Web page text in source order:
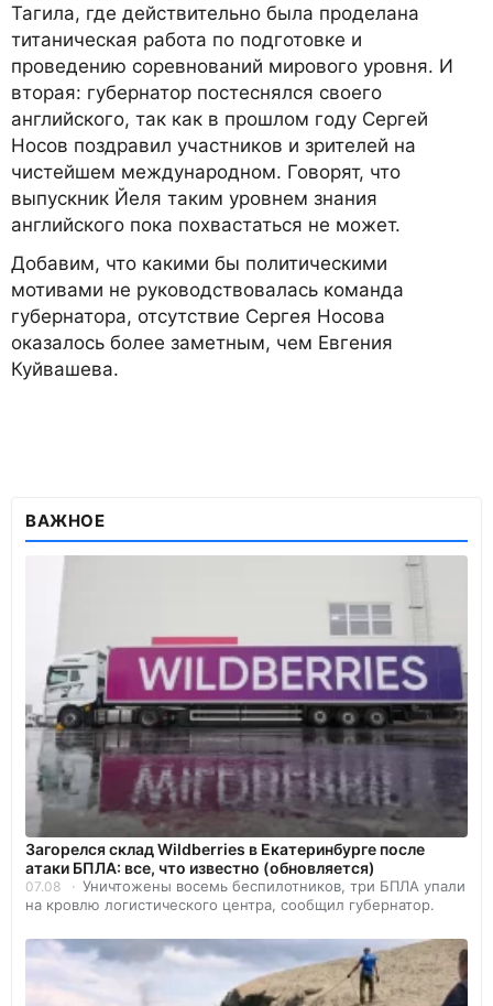
Тагила, где действительно была проделана
титаническая работа по подготовке и
проведению соревнований мирового уровня. И
вторая: губернатор постеснялся своего
английского, так как в прошлом году Сергей
Носов поздравил участников и зрителей на
чистейшем международном. Говорят, что
выпускник Йеля таким уровнем знания
английского пока похвастаться не может.
Добавим, что какими бы политическими
мотивами не руководствовалась команда
губернатора, отсутствие Сергея Носова
оказалось более заметным, чем Евгения
Куйвашева.
ВАЖНОЕ
Загорелся склад Wildberries в Екатеринбурге после
атаки БПЛА: все, что известно (обновляется)
07.08
Уничтожены восемь беспилотников, три БПЛА упали
на кровлю логистического центра, сообщил губернатор.